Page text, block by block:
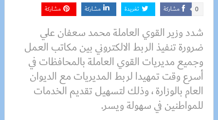
مشاركة 0 تغريدة مشاركة مشاركة
شدد وزير القوي العاملة محمد سعفان علي
ضرورة تنفيذ الربط الالكتروني بين مكاتب العمل
وجميع مديريات القوي العاملة بالمحافظات في
أسرع وقت تمهيدا لربط المديريات مع الديوان
العام بالوزارة ، وذلك لتسهيل تقديم الخدمات
للمواطنين في سهولة ويسر.